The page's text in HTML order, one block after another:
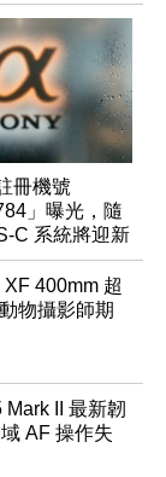
冊機號
」曝光，隨
C 系統將迎新
400mm 超
物攝影師期
II 最新韌
AF 操作失